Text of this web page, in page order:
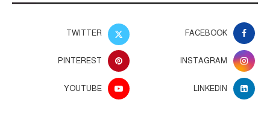
FACEBOOK
TWITTER
INSTAGRAM
PINTEREST
LINKEDIN
YOUTUBE